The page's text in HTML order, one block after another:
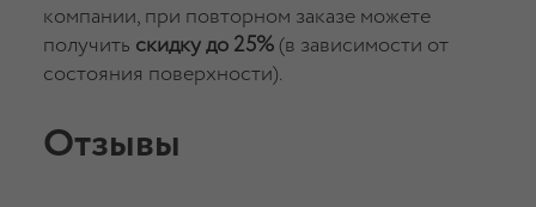
компании, при повторном заказе можете
получить скидку до 25% (в зависимости от
состояния поверхности).
Отзывы